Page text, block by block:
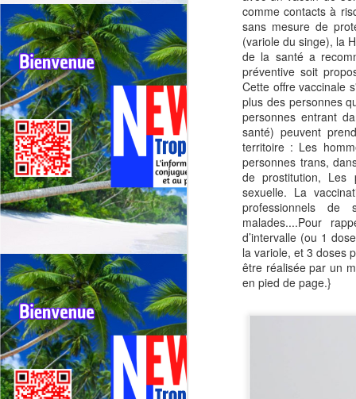
comme contacts à
sans mesure de
(variole du singe), la
de la santé a
préventive soit
Cette offre vaccinale
plus des personnes
personnes entrant
santé) peuvent
territoire : Les
personnes trans,
de prostitution, Les
sexuelle. La
professionnels
malades....Pour
d’intervalle (ou 1
la variole, et 3 doses
être réalisée par un
en pied de page.}
JUL
30
Outremer: deux tours